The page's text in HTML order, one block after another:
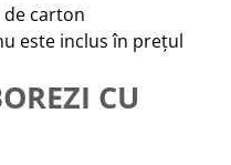
de carton
este inclus în prețul
CU